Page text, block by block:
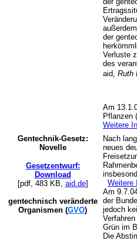
der
Verluste
des
aid, Ruth
Am
Pflanzen (
Weitere
Gentechnik-Gesetz:
Novelle
Gesetzentwurf:
Download
[pdf, 483 KB, aid.de]
gentechnisch veränderte
Organismen (GVO)
Nach
neues
Weitere
Am
der
jedoch
Grün im
Die